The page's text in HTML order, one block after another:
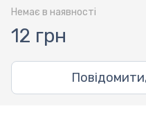
Немає в наявності
12 грн